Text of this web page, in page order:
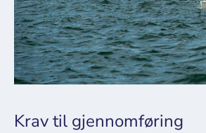
Krav til gjennomføring